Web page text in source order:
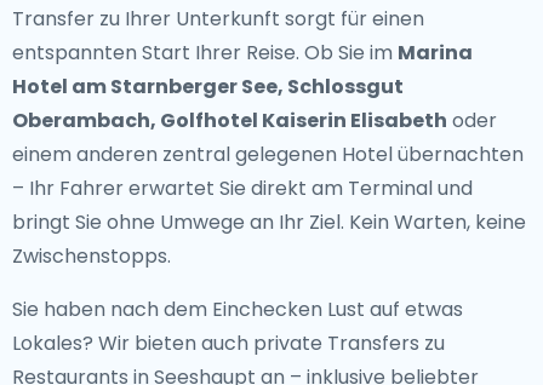
Transfer zu Ihrer Unterkunft sorgt für einen
entspannten Start Ihrer Reise. Ob Sie im Marina
Hotel am Starnberger See, Schlossgut
Oberambach, Golfhotel Kaiserin Elisabeth oder
einem anderen zentral gelegenen Hotel übernachten
– Ihr Fahrer erwartet Sie direkt am Terminal und
bringt Sie ohne Umwege an Ihr Ziel. Kein Warten, keine
Zwischenstopps.
Sie haben nach dem Einchecken Lust auf etwas
Lokales? Wir bieten auch private Transfers zu
Restaurants in Seeshaupt an – inklusive beliebter